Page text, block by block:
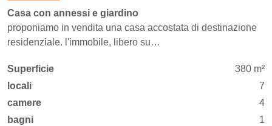
Casa con annessi e giardino
proponiamo in vendita una casa accostata di destinazione
residenziale. l'immobile, libero su…
Superficie
380 m²
locali
7
camere
4
bagni
1